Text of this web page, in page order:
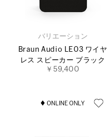
バリエーション
Braun Audio LE03 ワイヤ
レス スピーカー ブラック
￥59,400